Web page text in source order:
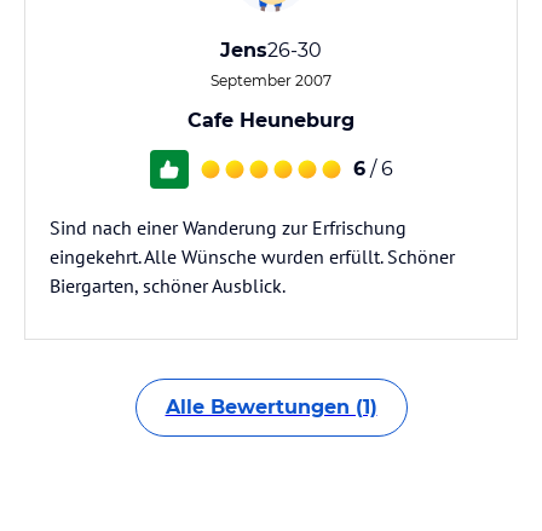
Jens26-30
September 2007
Cafe Heuneburg
6 / 6
Sind nach einer Wanderung zur Erfrischung
eingekehrt. Alle Wünsche wurden erfüllt. Schöner
Biergarten, schöner Ausblick.
Alle Bewertungen (1)